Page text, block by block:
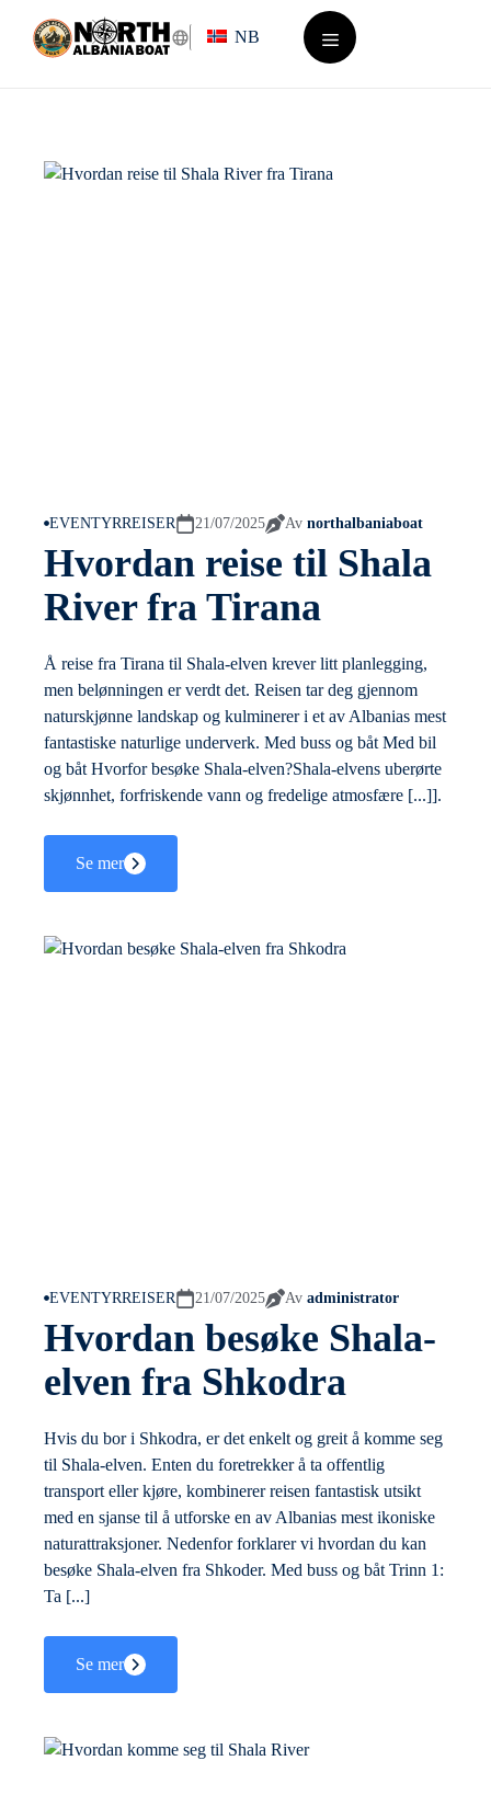
innhold
NB
Meny
EVENTYRREISER 21/07/2025 Av northalbaniaboat
Hvordan reise til Shala
River fra Tirana
Å reise fra Tirana til Shala-elven krever litt planlegging,
men belønningen er verdt det. Reisen tar deg gjennom
naturskjønne landskap og kulminerer i et av Albanias mest
fantastiske naturlige underverk. Med buss og båt Med bil
og båt Hvorfor besøke Shala-elven?Shala-elvens uberørte
skjønnhet, forfriskende vann og fredelige atmosfære [...]].
Se mer
EVENTYRREISER 21/07/2025 Av administrator
Hvordan besøke Shala-
elven fra Shkodra
Hvis du bor i Shkodra, er det enkelt og greit å komme seg
til Shala-elven. Enten du foretrekker å ta offentlig
transport eller kjøre, kombinerer reisen fantastisk utsikt
med en sjanse til å utforske en av Albanias mest ikoniske
naturattraksjoner. Nedenfor forklarer vi hvordan du kan
besøke Shala-elven fra Shkoder. Med buss og båt Trinn 1:
Ta [...]
Se mer